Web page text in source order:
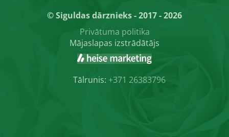
© Siguldas dārznieks - 2017 - 2026
Privātuma politika
Mājaslapas izstrādātājs
Tālrunis: +371 26383796